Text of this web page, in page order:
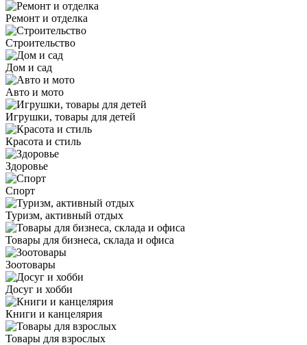
Ремонт и отделка
Строительство
Дом и сад
Авто и мото
Игрушки, товары для детей
Красота и стиль
Здоровье
Спорт
Туризм, активный отдых
Товары для бизнеса, склада и офиса
Зоотовары
Досуг и хобби
Книги и канцелярия
Товары для взрослых